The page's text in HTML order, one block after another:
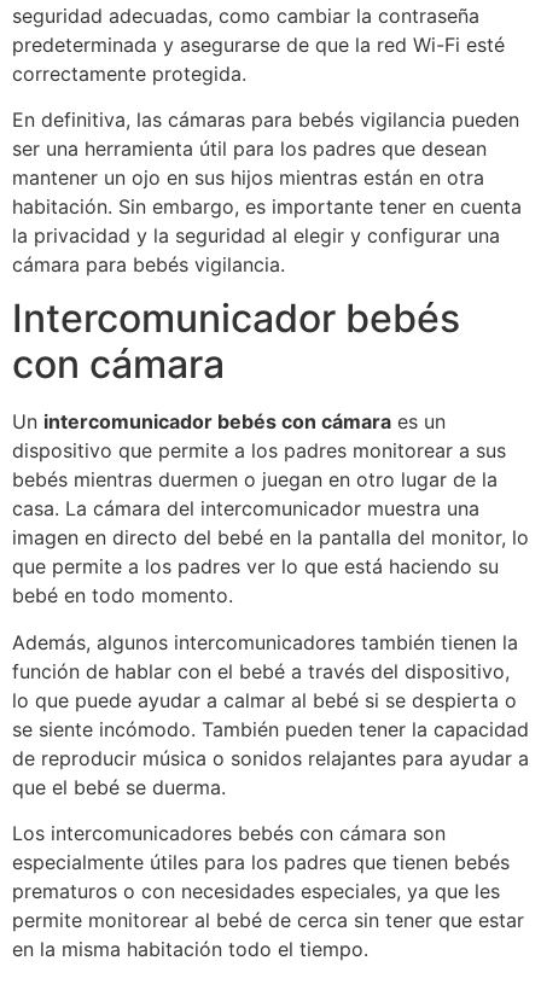
seguridad adecuadas, como cambiar la contraseña
predeterminada y asegurarse de que la red Wi-Fi esté
correctamente protegida.
En definitiva, las cámaras para bebés vigilancia pueden
ser una herramienta útil para los padres que desean
mantener un ojo en sus hijos mientras están en otra
habitación. Sin embargo, es importante tener en cuenta
la privacidad y la seguridad al elegir y configurar una
cámara para bebés vigilancia.
Intercomunicador bebés
con cámara
Un intercomunicador bebés con cámara es un
dispositivo que permite a los padres monitorear a sus
bebés mientras duermen o juegan en otro lugar de la
casa. La cámara del intercomunicador muestra una
imagen en directo del bebé en la pantalla del monitor, lo
que permite a los padres ver lo que está haciendo su
bebé en todo momento.
Además, algunos intercomunicadores también tienen la
función de hablar con el bebé a través del dispositivo,
lo que puede ayudar a calmar al bebé si se despierta o
se siente incómodo. También pueden tener la capacidad
de reproducir música o sonidos relajantes para ayudar a
que el bebé se duerma.
Los intercomunicadores bebés con cámara son
especialmente útiles para los padres que tienen bebés
prematuros o con necesidades especiales, ya que les
permite monitorear al bebé de cerca sin tener que estar
en la misma habitación todo el tiempo.